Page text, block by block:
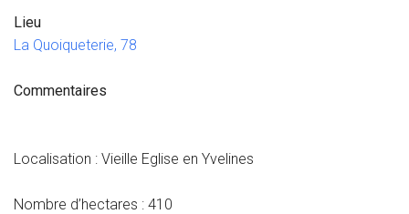
Lieu
La Quoiqueterie, 78
Commentaires
Localisation : Vieille Eglise en Yvelines
Nombre d’hectares : 410